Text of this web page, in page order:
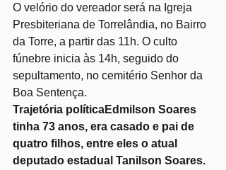
O velório do vereador será na Igreja
Presbiteriana de Torrelândia, no Bairro
da Torre, a partir das 11h. O culto
fúnebre inicia às 14h, seguido do
sepultamento, no cemitério Senhor da
Boa Sentença.
Trajetória políticaEdmilson Soares
tinha 73 anos, era casado e pai de
quatro filhos, entre eles o atual
deputado estadual Tanilson Soares.